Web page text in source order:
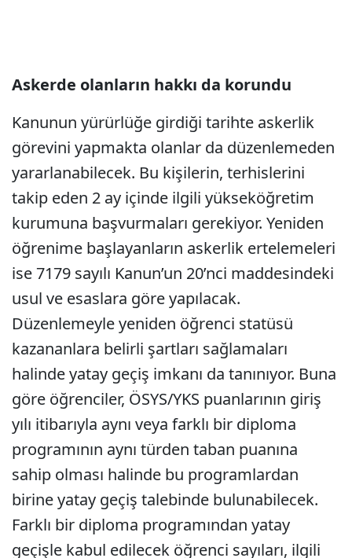
Askerde olanların hakkı da korundu
Kanunun yürürlüğe girdiği tarihte askerlik
görevini yapmakta olanlar da düzenlemeden
yararlanabilecek. Bu kişilerin, terhislerini
takip eden 2 ay içinde ilgili yükseköğretim
kurumuna başvurmaları gerekiyor. Yeniden
öğrenime başlayanların askerlik ertelemeleri
ise 7179 sayılı Kanun’un 20’nci maddesindeki
usul ve esaslara göre yapılacak.
Düzenlemeyle yeniden öğrenci statüsü
kazananlara belirli şartları sağlamaları
halinde yatay geçiş imkanı da tanınıyor. Buna
göre öğrenciler, ÖSYS/YKS puanlarının giriş
yılı itibarıyla aynı veya farklı bir diploma
programının aynı türden taban puanına
sahip olması halinde bu programlardan
birine yatay geçiş talebinde bulunabilecek.
Farklı bir diploma programından yatay
geçişle kabul edilecek öğrenci sayıları, ilgili